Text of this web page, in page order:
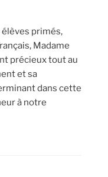
primés,
Madame
précieux tout au
et sa
dans cette
à notre